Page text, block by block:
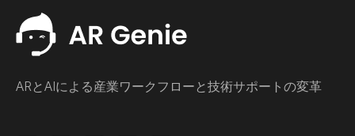
ARとAIによる産業ワークフローと技術サポートの変革